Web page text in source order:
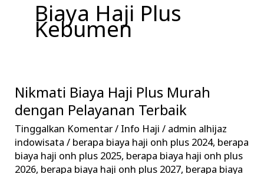
Biaya Haji Plus
Kebumen
Nikmati Biaya Haji Plus Murah
dengan Pelayanan Terbaik
Tinggalkan Komentar/ Info Haji / admin alhijaz
indowisata/ berapa biaya haji onh plus 2024, berapa
biaya haji onh plus 2025, berapa biaya haji onh plus
2026, berapa biaya haji onh plus 2027, berapa biaya
Nikmati
Biaya
Haji
Plus
Murah